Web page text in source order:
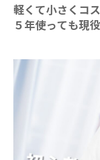
軽くて小さくコ
５年使っても現